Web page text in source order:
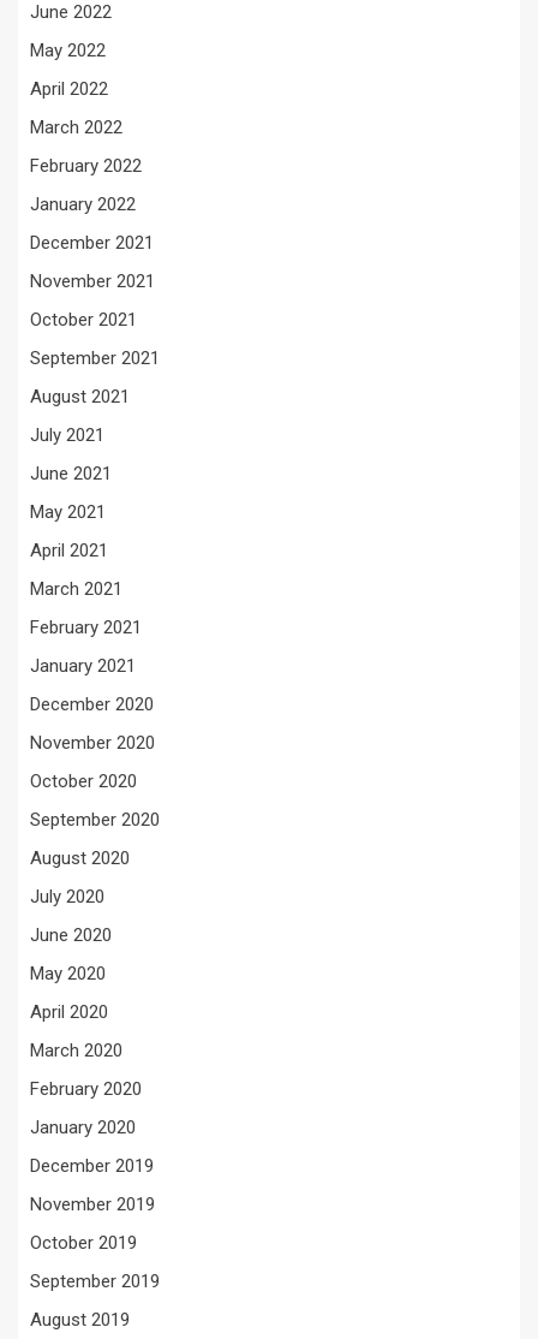
June 2022
May 2022
April 2022
March 2022
February 2022
January 2022
December 2021
November 2021
October 2021
September 2021
August 2021
July 2021
June 2021
May 2021
April 2021
March 2021
February 2021
January 2021
December 2020
November 2020
October 2020
September 2020
August 2020
July 2020
June 2020
May 2020
April 2020
March 2020
February 2020
January 2020
December 2019
November 2019
October 2019
September 2019
August 2019